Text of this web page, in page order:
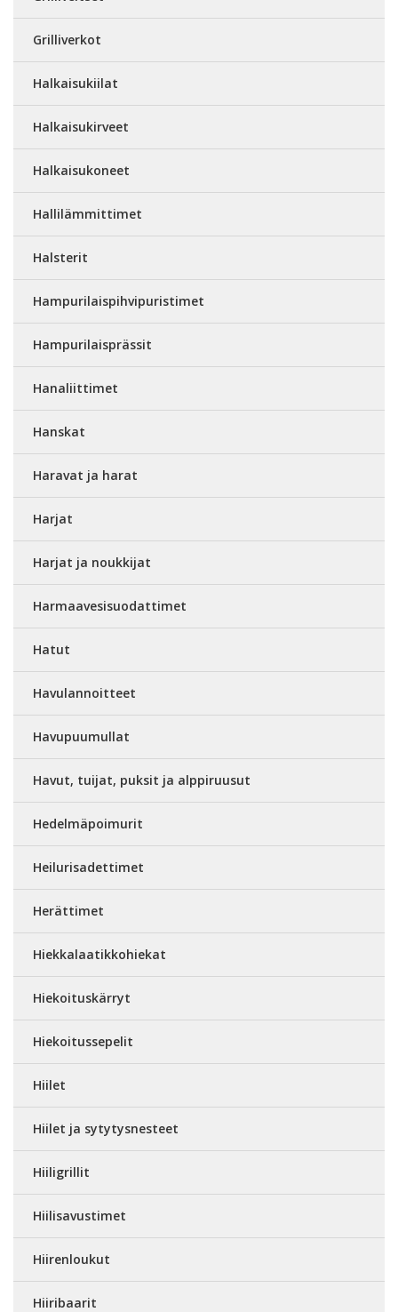
Grilliverkot
Halkaisukiilat
Halkaisukirveet
Halkaisukoneet
Hallilämmittimet
Halsterit
Hampurilaispihvipuristimet
Hampurilaisprässit
Hanaliittimet
Hanskat
Haravat ja harat
Harjat
Harjat ja noukkijat
Harmaavesisuodattimet
Hatut
Havulannoitteet
Havupuumullat
Havut, tuijat, puksit ja alppiruusut
Hedelmäpoimurit
Heilurisadettimet
Herättimet
Hiekkalaatikkohiekat
Hiekoituskärryt
Hiekoitussepelit
Hiilet
Hiilet ja sytytysnesteet
Hiiligrillit
Hiilisavustimet
Hiirenloukut
Hiiribaarit